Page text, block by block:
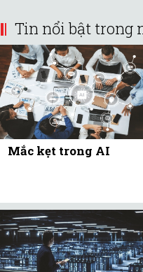
Tin nổi bật trong
Mắc kẹt trong AI